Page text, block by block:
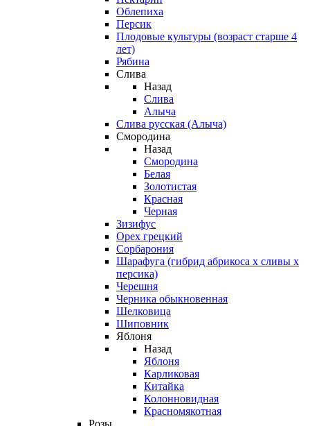
Облепиха
Персик
Плодовые культуры (возраст старше 4
лет)
Рябина
Слива
Назад
Слива
Алыча
Слива русская (Алыча)
Смородина
Назад
Смородина
Белая
Золотистая
Красная
Черная
Зизифус
Орех грецкий
Сорбарония
Шарафуга (гибрид абрикоса х сливы х
персика)
Черешня
Черника обыкновенная
Шелковица
Шиповник
Яблоня
Назад
Яблоня
Карликовая
Китайка
Колонновидная
Красномякотная
Розы